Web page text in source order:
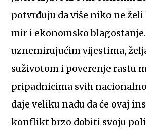
potvrđuju da više niko ne
mir i ekonomsko
uznemirujućim vijestima,
suživotom i poverenje rastu
pripadnicima svih
daje veliku nadu da će ovaj
konflikt brzo dobiti svoju